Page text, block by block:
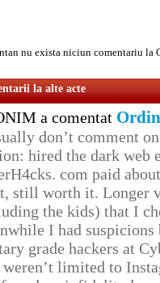
nu exista niciun comentariu la
la alte acte
a comentat
don’t comment
hired the dark web
com paid
still worth it. Longer
the kids) that I
I had
grade hackers at
limited to